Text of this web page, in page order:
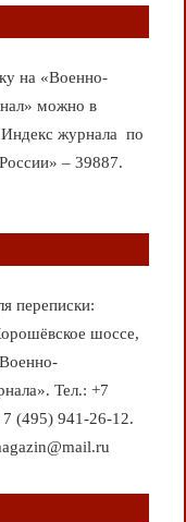
на «Военно-
можно в
Индекс журнала по
– 39887.
переписки:
шоссе,
Тел.: +7
(495) 941-26-12.